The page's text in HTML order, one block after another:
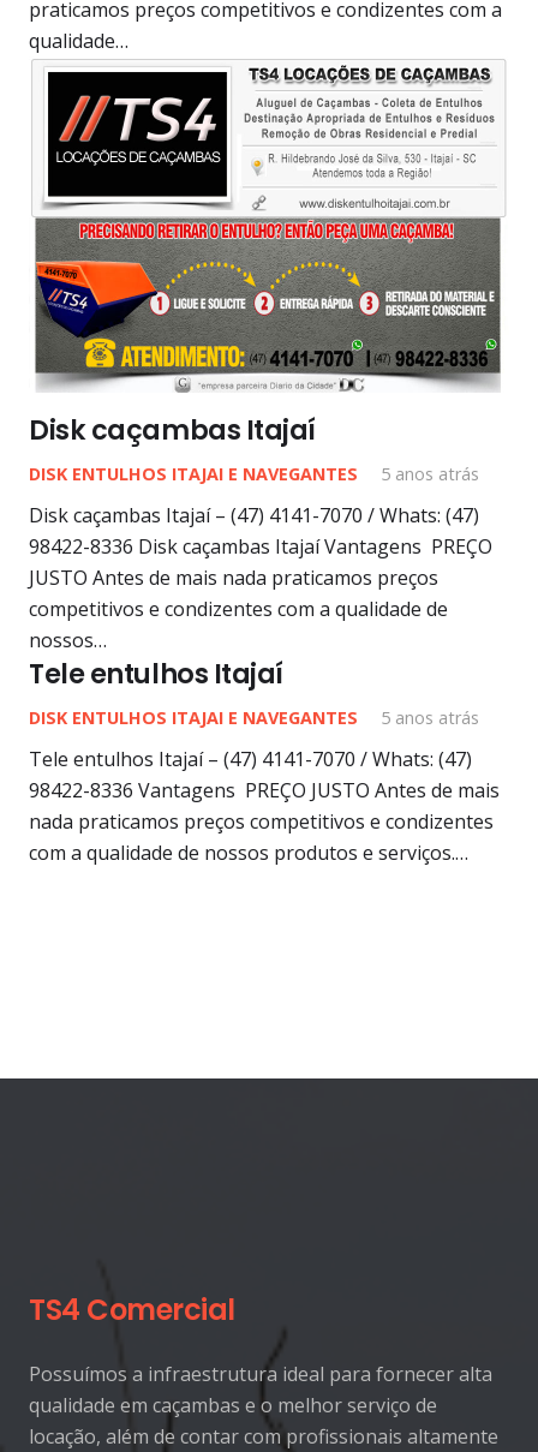
praticamos preços competitivos e condizentes com a
qualidade…
Disk caçambas Itajaí
DISK ENTULHOS ITAJAI E NAVEGANTES 5 anos atrás
Disk caçambas Itajaí – (47) 4141-7070 / Whats: (47)
98422-8336 Disk caçambas Itajaí Vantagens PREÇO
JUSTO Antes de mais nada praticamos preços
competitivos e condizentes com a qualidade de
nossos…
Tele entulhos Itajaí
DISK ENTULHOS ITAJAI E NAVEGANTES 5 anos atrás
Tele entulhos Itajaí – (47) 4141-7070 / Whats: (47)
98422-8336 Vantagens PREÇO JUSTO Antes de mais
nada praticamos preços competitivos e condizentes
com a qualidade de nossos produtos e serviços.…
TS4 Comercial
Possuímos a infraestrutura ideal para fornecer alta
qualidade em caçambas e o melhor serviço de
locação, além de contar com profissionais altamente